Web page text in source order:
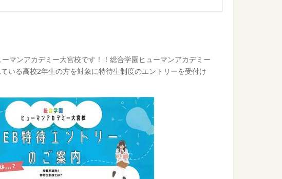
マンアカデミー大宮校です！！総合学園ヒューマンアカデミー
いる高校2年生の方を対象に特待生制度のエントリーを受付け